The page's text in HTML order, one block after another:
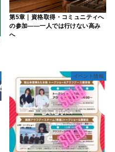
第5章｜資格取得・コミュニティへ
の参加――一人では行けない高み
へ
イベント情報